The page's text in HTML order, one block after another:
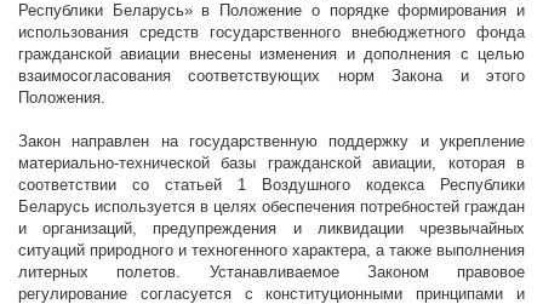
Республики Беларусь» в Положение о порядке формирования и
использования средств государственного внебюджетного фонда
гражданской авиации внесены изменения и дополнения с целью
взаимосогласования соответствующих норм Закона и этого
Положения.
Закон направлен на государственную поддержку и укрепление
материально-технической базы гражданской авиации, которая в
соответствии со статьей 1 Воздушного кодекса Республики
Беларусь используется в целях обеспечения потребностей граждан
и организаций, предупреждения и ликвидации чрезвычайных
ситуаций природного и техногенного характера, а также выполнения
литерных полетов. Устанавливаемое Законом правовое
регулирование согласуется с конституционными принципами и